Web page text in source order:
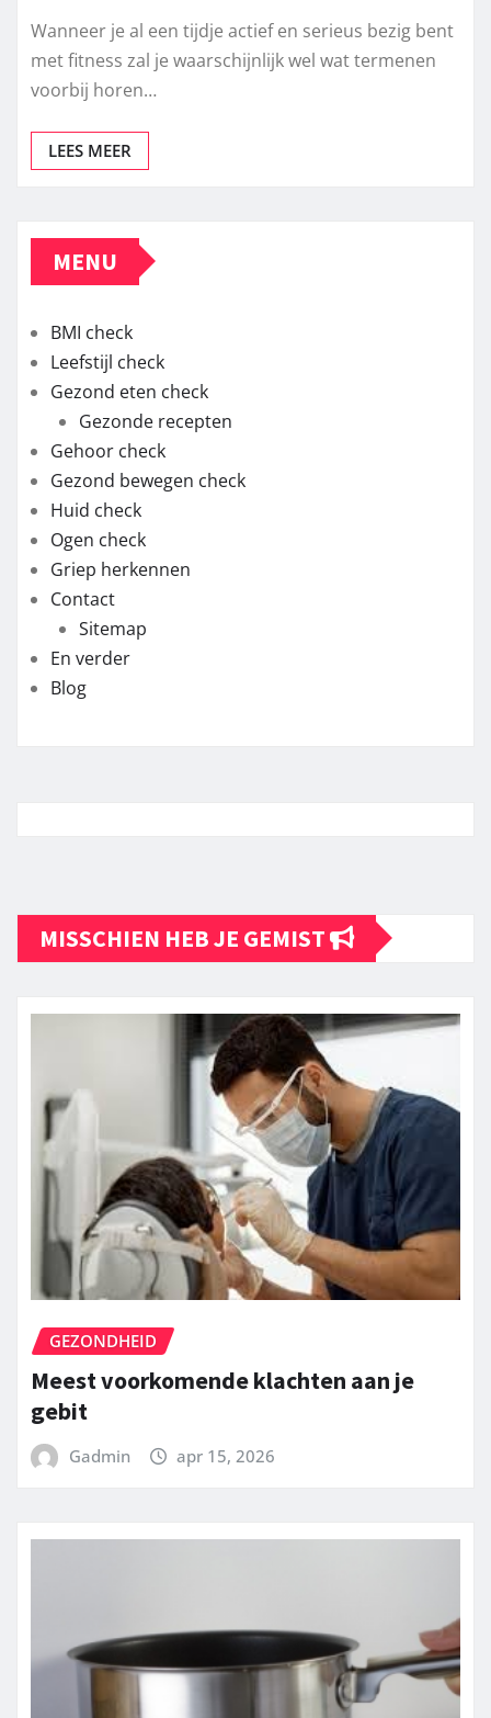
Wanneer je al een tijdje actief en serieus bezig bent
met fitness zal je waarschijnlijk wel wat termenen
voorbij horen…
LEES MEER
MENU
BMI check
Leefstijl check
Gezond eten check
Gezonde recepten
Gehoor check
Gezond bewegen check
Huid check
Ogen check
Griep herkennen
Contact
Sitemap
En verder
Blog
MISSCHIEN HEB JE GEMIST
GEZONDHEID
Meest voorkomende klachten aan je
gebit
Gadmin apr 15, 2026